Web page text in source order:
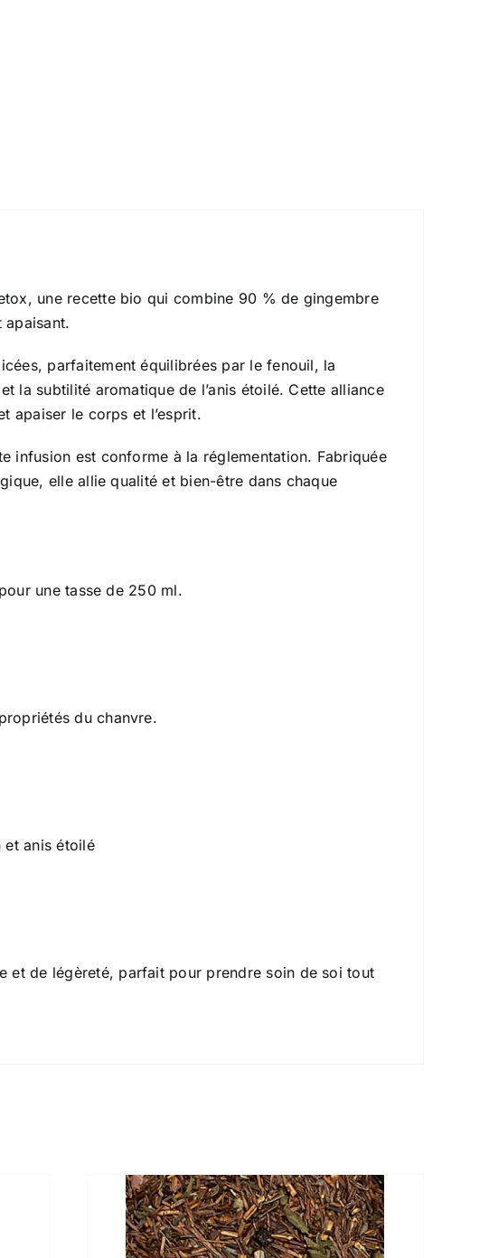
une recette bio qui combine 90 % de gingembre
apaisant.
parfaitement équilibrées par le fenouil, la
la subtilité aromatique de l’anis étoilé. Cette alliance
apaiser le corps et l’esprit.
infusion est conforme à la réglementation. Fabriquée
elle allie qualité et bien-être dans chaque
une tasse de 250 ml.
du chanvre.
et anis étoilé
et de légèreté, parfait pour prendre soin de soi tout